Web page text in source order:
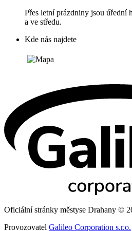
Přes letní prázdniny jsou úřední
a ve středu.
Kde nás najdete
Oficiální stránky městyse Drahany ©
Provozovatel Galileo Corporation s.r.o.